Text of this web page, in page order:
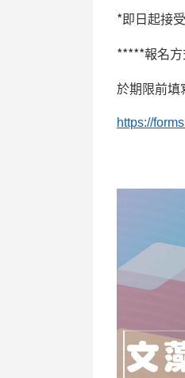
*即日起接
*****報名方
於期限前填
https://